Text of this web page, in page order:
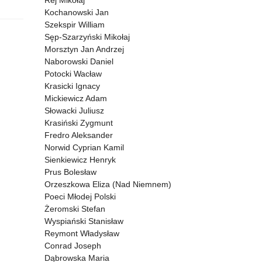
Kochanowski Jan
Szekspir William
Sęp-Szarzyński Mikołaj
Morsztyn Jan Andrzej
Naborowski Daniel
Potocki Wacław
Krasicki Ignacy
Mickiewicz Adam
Słowacki Juliusz
Krasiński Zygmunt
Fredro Aleksander
Norwid Cyprian Kamil
Sienkiewicz Henryk
Prus Bolesław
Orzeszkowa Eliza (Nad Niemnem)
Poeci Młodej Polski
Żeromski Stefan
Wyspiański Stanisław
Reymont Władysław
Conrad Joseph
Dąbrowska Maria